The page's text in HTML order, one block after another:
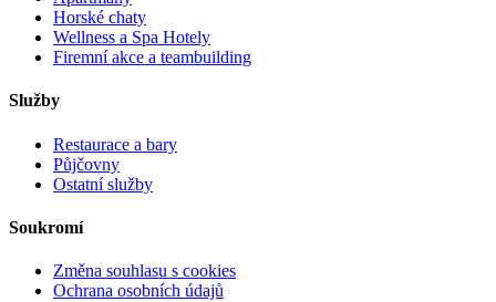
Horské chaty
Wellness a Spa Hotely
Firemní akce a teambuilding
Služby
Restaurace a bary
Půjčovny
Ostatní služby
Soukromí
Změna souhlasu s cookies
Ochrana osobních údajů